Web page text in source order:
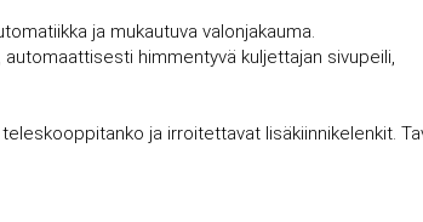
ja mukautuva valonjakauma.
himmentyvä kuljettajan sivupeili,
ja irroitettavat lisäkiinnikelenkit.